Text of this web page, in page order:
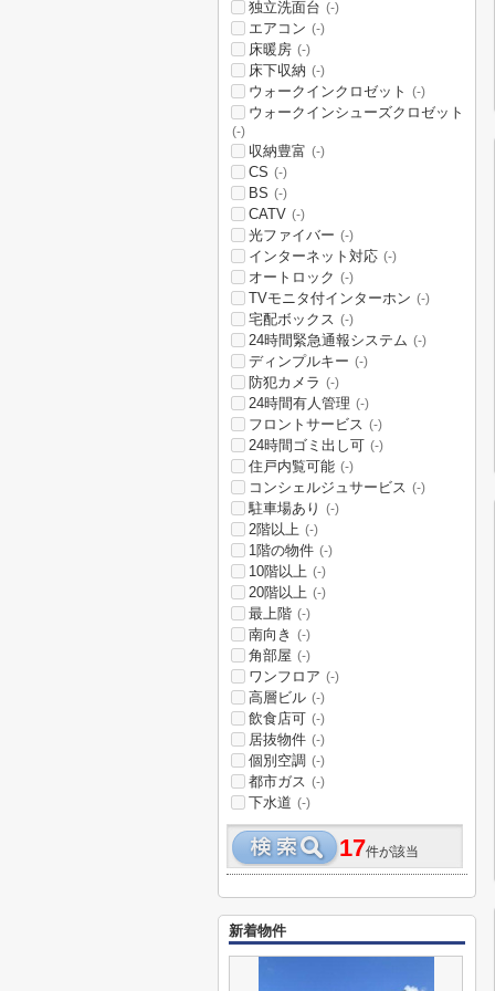
独立洗面台 (-)
エアコン (-)
床暖房 (-)
床下収納 (-)
ウォークインクロゼット (-)
ウォークインシューズクロゼット
(-)
収納豊富 (-)
CS (-)
BS (-)
CATV (-)
光ファイバー (-)
インターネット対応 (-)
オートロック (-)
TVモニタ付インターホン (-)
宅配ボックス (-)
24時間緊急通報システム (-)
ディンプルキー (-)
防犯カメラ (-)
24時間有人管理 (-)
フロントサービス (-)
24時間ゴミ出し可 (-)
住戸内覧可能 (-)
コンシェルジュサービス (-)
駐車場あり (-)
2階以上 (-)
1階の物件 (-)
10階以上 (-)
20階以上 (-)
最上階 (-)
南向き (-)
角部屋 (-)
ワンフロア (-)
高層ビル (-)
飲食店可 (-)
居抜物件 (-)
個別空調 (-)
都市ガス (-)
下水道 (-)
17件が該当
新着物件